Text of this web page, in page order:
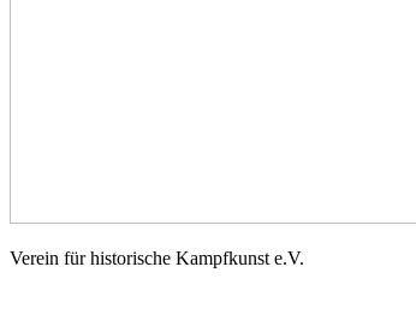
Verein für historische Kampfkunst e.V.